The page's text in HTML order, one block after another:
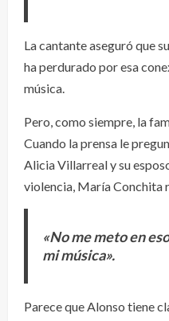
La cantante aseguró que
ha perdurado por esa
música.
Pero, como siempre, la
Cuando la prensa le
Alicia Villarreal y su
violencia, María Conchita
«No me meto en
mi música».
Parece que Alonso tiene